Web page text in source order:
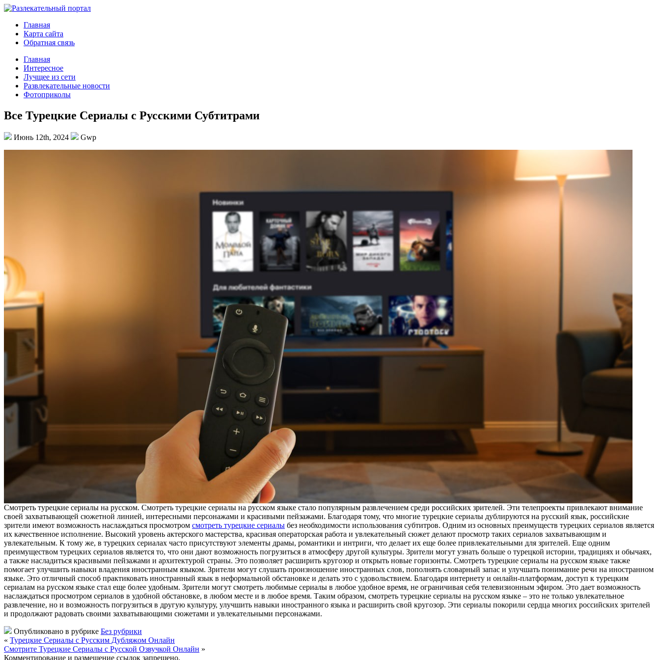
Главная
Карта сайта
Обратная связь
Главная
Интересное
Лучщее из сети
Развлекательные новости
Фотоприколы
Все Турецкие Сериалы с Русскими Субтитрами
Июнь 12th, 2024 Gwp
Смoтрeть турeцкиe сeриaлы на русском. Смотреть турецкие сериалы на русском языке стало популярным развлечением среди российских зрителей. Эти телепроекты привлекают внимание
своей захватывающей сюжетной линией, интересными персонажами и красивыми пейзажами. Благодаря тому, что многие турецкие сериалы дублируются на русский язык, российские
зрители имеют возможность наслаждаться просмотром смотреть турецкие сериалы без необходимости использования субтитров. Одним из основных преимуществ турецких сериалов является
их качественное исполнение. Высокий уровень актерского мастерства, красивая операторская работа и увлекательный сюжет делают просмотр таких сериалов захватывающим и
увлекательным. К тому же, в турецких сериалах часто присутствуют элементы драмы, романтики и интриги, что делает их еще более привлекательными для зрителей. Еще одним
преимуществом турецких сериалов является то, что они дают возможность погрузиться в атмосферу другой культуры. Зрители могут узнать больше о турецкой истории, традициях и обычаях,
а также насладиться красивыми пейзажами и архитектурой страны. Это позволяет расширить кругозор и открыть новые горизонты. Смотреть турецкие сериалы на русском языке также
помогает улучшить навыки владения иностранным языком. Зрители могут слушать произношение иностранных слов, пополнять словарный запас и улучшать понимание речи на иностранном
языке. Это отличный способ практиковать иностранный язык в неформальной обстановке и делать это с удовольствием. Благодаря интернету и онлайн-платформам, доступ к турецким
сериалам на русском языке стал еще более удобным. Зрители могут смотреть любимые сериалы в любое удобное время, не ограничивая себя телевизионным эфиром. Это дает возможность
наслаждаться просмотром сериалов в удобной обстановке, в любом месте и в любое время. Таким образом, смотреть турецкие сериалы на русском языке – это не только увлекательное
развлечение, но и возможность погрузиться в другую культуру, улучшить навыки иностранного языка и расширить свой кругозор. Эти сериалы покорили сердца многих российских зрителей
и продолжают радовать своими захватывающими сюжетами и увлекательными персонажами.
Опубликовано в рубрике Без рубрики
« Турецкие Сериалы с Русским Дубляжом Онлайн
Смотрите Турецкие Сериалы с Русской Озвучкой Онлайн »
Комментирование и размещение ссылок запрещено.